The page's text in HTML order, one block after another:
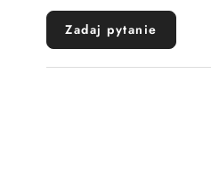
Zadaj pytanie